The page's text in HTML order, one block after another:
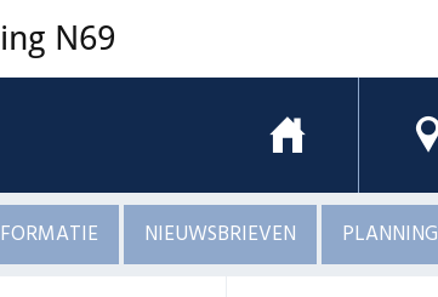
N69
NIEUWSBRIEVEN PLANNING